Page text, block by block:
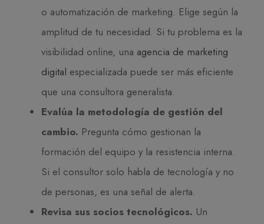
o automatización de marketing. Elige según la
amplitud de tu necesidad. Si tu problema es la
visibilidad online, una agencia de marketing
digital especializada puede ser más eficiente
que una consultora generalista.
Evalúa la metodología de gestión del
cambio. Pregunta cómo gestionan la
formación del equipo y la resistencia interna.
Si el consultor solo habla de tecnología y no
de personas, es una señal de alerta.
Revisa sus socios tecnológicos. Un